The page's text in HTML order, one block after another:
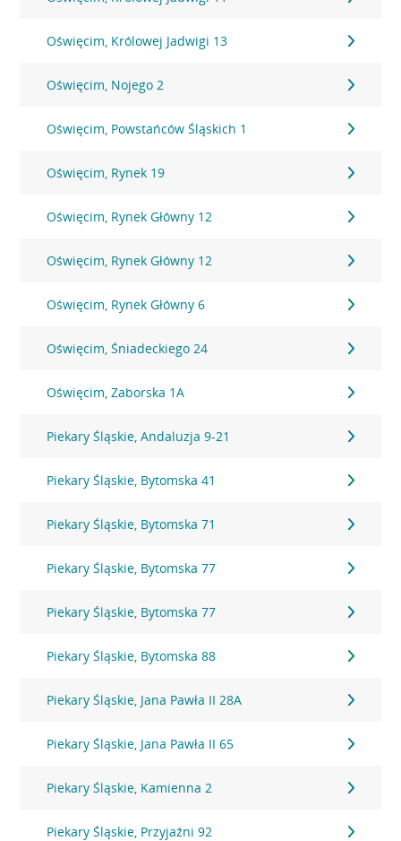
Oświęcim, Królowej Jadwigi 13
Oświęcim, Nojego 2
Oświęcim, Powstańców Śląskich 1
Oświęcim, Rynek 19
Oświęcim, Rynek Główny 12
Oświęcim, Rynek Główny 12
Oświęcim, Rynek Główny 6
Oświęcim, Śniadeckiego 24
Oświęcim, Zaborska 1A
Piekary Śląskie, Andaluzja 9-21
Piekary Śląskie, Bytomska 41
Piekary Śląskie, Bytomska 71
Piekary Śląskie, Bytomska 77
Piekary Śląskie, Bytomska 77
Piekary Śląskie, Bytomska 88
Piekary Śląskie, Jana Pawła II 28A
Piekary Śląskie, Jana Pawła II 65
Piekary Śląskie, Kamienna 2
Piekary Śląskie, Przyjaźni 92